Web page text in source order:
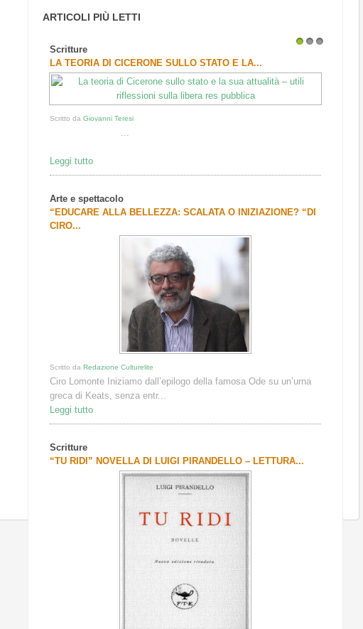
ARTICOLI PIÙ LETTI
Scritture
LA TEORIA DI CICERONE SULLO STATO E LA...
Scritto daGiovanni Teresi
...
Leggi tutto
Arte e spettacolo
“EDUCARE ALLA BELLEZZA: SCALATA O INIZIAZIONE? “DI
CIRO...
Scritto daRedazione Culturelite
Ciro Lomonte Iniziamo dall’epilogo della famosa Ode su un’urna
greca di Keats, senza entr...
Leggi tutto
Scritture
“TU RIDI” NOVELLA DI LUIGI PIRANDELLO – LETTURA...